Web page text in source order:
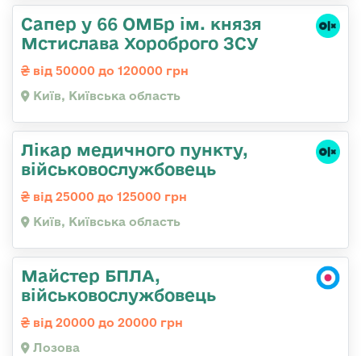
Сапер у 66 ОМБр ім. князя
Мстислава Хороброго ЗСУ
від 50000 до 120000 грн
Київ, Київська область
Лікар медичного пункту,
військовослужбовець
від 25000 до 125000 грн
Київ, Київська область
Майстер БПЛА,
військовослужбовець
від 20000 до 20000 грн
Лозова